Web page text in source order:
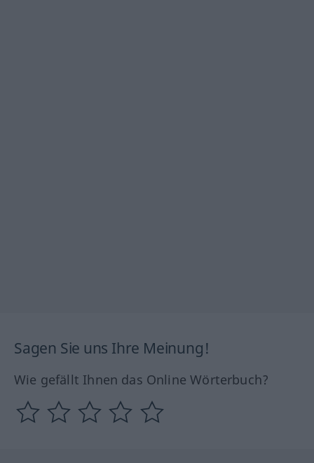
Sagen Sie uns Ihre Meinung!
Wie gefällt Ihnen das Online Wörterbuch?